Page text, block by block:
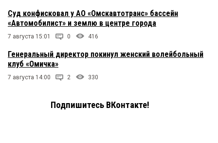
Суд конфисковал у АО «Омскавтотранс» бассейн
«Автомобилист» и землю в центре города
7 августа 15:01 0 416
Генеральный директор покинул женский волейбольный
клуб «Омичка»
7 августа 14:00 2 330
Подпишитесь ВКонтакте!